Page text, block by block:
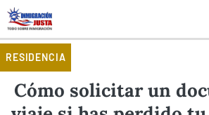
Saltar
al
contenido
RESIDENCIA
Cómo solicitar un